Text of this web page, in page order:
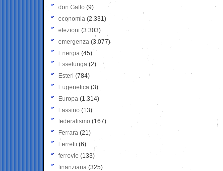
don Gallo (9)
economia (2.331)
elezioni (3.303)
emergenza (3.077)
Energia (45)
Esselunga (2)
Esteri (784)
Eugenetica (3)
Europa (1.314)
Fassino (13)
federalismo (167)
Ferrara (21)
Ferretti (6)
ferrovie (133)
finanziaria (325)